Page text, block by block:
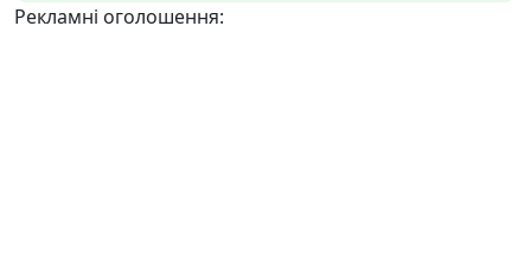
Рекламні оголошення: